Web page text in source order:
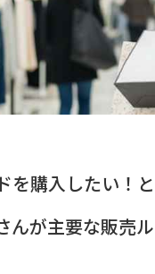
を購入したい！
んが主要な販売